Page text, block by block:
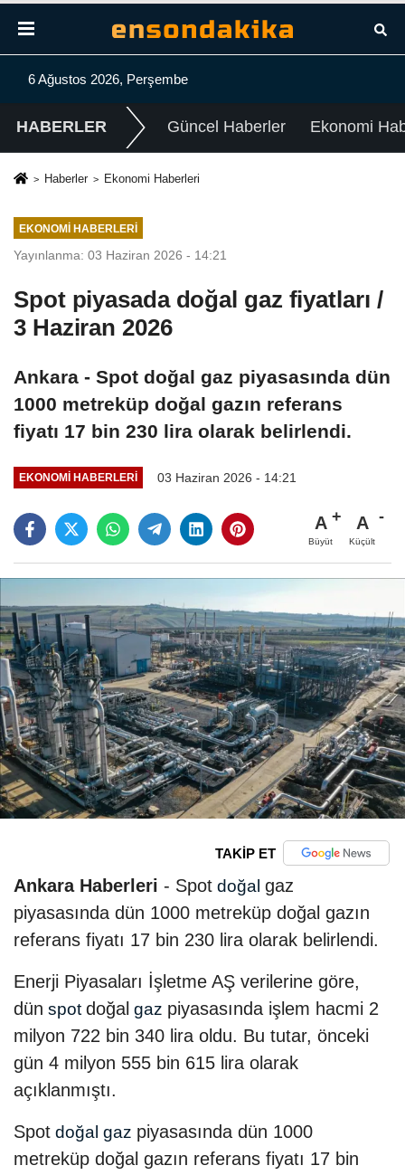
6 Ağustos 2026, Perşembe
HABERLER Güncel Haberler Ekonomi
Haberler Ekonomi Haberleri
EKONOMI HABERLERI
Yayınlanma: 03 Haziran 2026 - 14:21
Spot piyasada doğal gaz fiyatları /
3 Haziran 2026
Ankara - Spot doğal gaz piyasasında dün
1000 metreküp doğal gazın referans
fiyatı 17 bin 230 lira olarak belirlendi.
EKONOMI HABERLERI 03 Haziran 2026 - 14:21
A
Büyüt
A
Küçült
TAKİP ET
Ankara Haberleri - Spot doğal gaz
piyasasında dün 1000 metreküp doğal gazın
referans fiyatı 17 bin 230 lira olarak belirlendi.
Enerji Piyasaları İşletme AŞ verilerine göre,
dün spotdoğal gaz piyasasında işlem hacmi 2
milyon 722 bin 340 lira oldu. Bu tutar, önceki
gün 4 milyon 555 bin 615 lira olarak
açıklanmıştı.
Spot doğal gaz piyasasında dün 1000
metreküp doğal gazın referans fiyatı 17 bin